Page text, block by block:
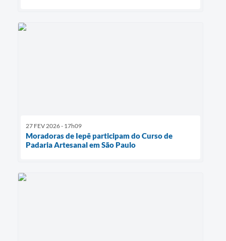
27 FEV 2026 - 17h09
Moradoras de Iepê participam do Curso de
Padaria Artesanal em São Paulo